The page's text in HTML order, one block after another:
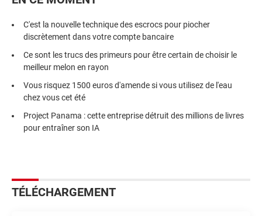
C'est la nouvelle technique des escrocs pour piocher
discrètement dans votre compte bancaire
Ce sont les trucs des primeurs pour être certain de choisir le
meilleur melon en rayon
Vous risquez 1500 euros d'amende si vous utilisez de l'eau
chez vous cet été
Project Panama : cette entreprise détruit des millions de livres
pour entraîner son IA
TÉLÉCHARGEMENT